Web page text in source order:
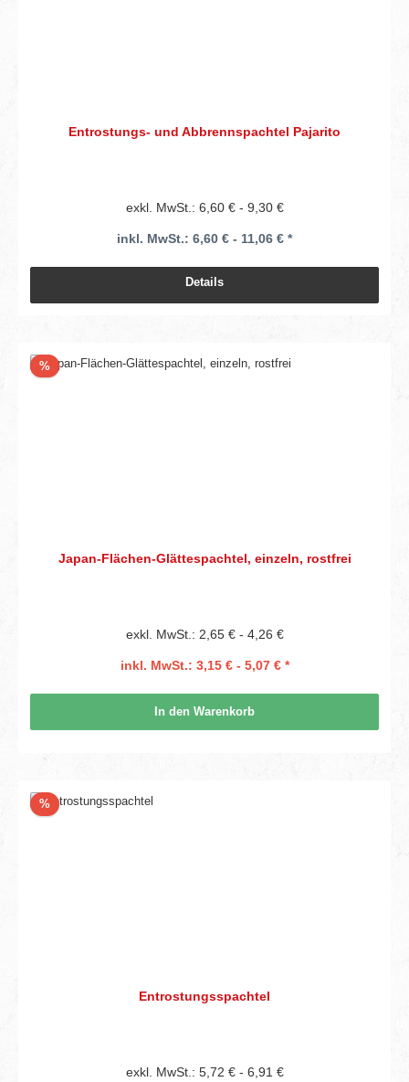
Entrostungs- und Abbrennspachtel Pajarito
exkl. MwSt.: 6,60 € - 9,30 €
inkl. MwSt.: 6,60 € - 11,06 € *
Details
%Rabatt
Japan-Flächen-Glättespachtel, einzeln, rostfrei
exkl. MwSt.: 2,65 € - 4,26 €
inkl. MwSt.: 3,15 € - 5,07 € *
In den Warenkorb
%Rabatt
Entrostungsspachtel
exkl. MwSt.: 5,72 € - 6,91 €